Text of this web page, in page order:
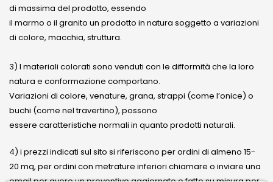
di massima del prodotto, essendo
il marmo o il granito un prodotto in natura soggetto a variazioni
di colore, macchia, struttura.
3) I materiali colorati sono venduti con le difformità che la loro
natura e conformazione comportano.
Variazioni di colore, venature, grana, strappi (come l’onice) o
buchi (come nel travertino), possono
essere caratteristiche normali in quanto prodotti naturali.
4) i prezzi indicati sul sito si riferiscono per ordini di almeno 15-
20 mq, per ordini con metrature inferiori chiamare o inviare una